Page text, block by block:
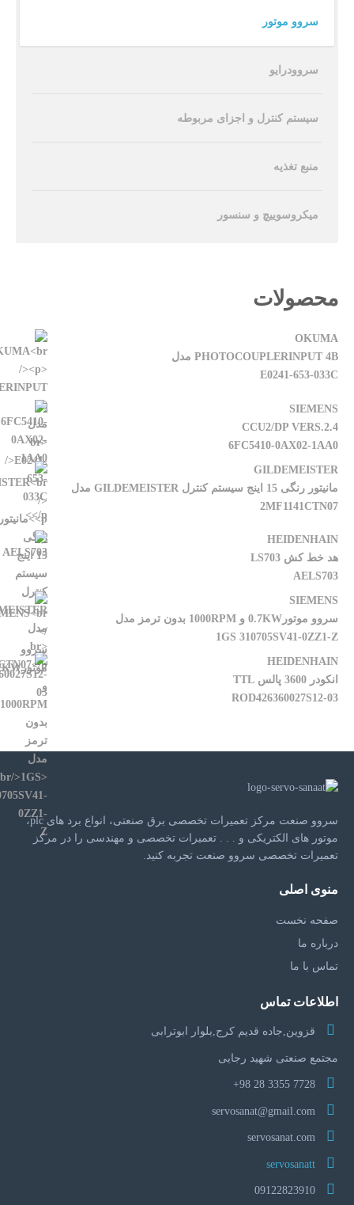
سروو موتور
سروودرایو
سیستم کنترل و اجزای مربوطه
منبع تغذیه
میکروسوییچ و سنسور
محصولات
OKUMA
PHOTOCOUPLERINPUT 4B مدل
E0241-653-033C
SIEMENS
CCU2/DP VERS.2.4
6FC5410-0AX02-1AA0
GILDEMEISTER
مانیتور رنگی 15 اینج سیستم کنترل GILDEMEISTER مدل
2MF1141CTN07
HEIDENHAIN
هد خط کش LS703
AELS703
SIEMENS
سروو موتور0.7KW و 1000RPM بدون ترمز مدل
1GS 310705SV41-0ZZ1-Z
HEIDENHAIN
انکودر 3600 پالس TTL
ROD426360027S12-03
سروو صنعت مرکز تعمیرات تخصصی برق صنعتی، انواع برد های plc،
موتور های الکتریکی و . . . تعمیرات تخصصی و مهندسی را در مرکز
تعمیرات تخصصی سروو صنعت تجربه کنید.
منوی اصلی
صفحه نخست
درباره ما
تماس با ما
اطلاعات تماس
قزوین,جاده قدیم کرج,بلوار ابوترابی
مجتمع صنعتی شهید رجایی